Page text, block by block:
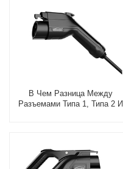
В Чем Разница Между
Разъемами Типа 1, Типа 2 И